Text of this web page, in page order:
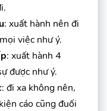
: xuất hành nên đi
việc như ý.
: xuất hành 4
được như ý.
: đi xa không nên,
cáo cũng đuối